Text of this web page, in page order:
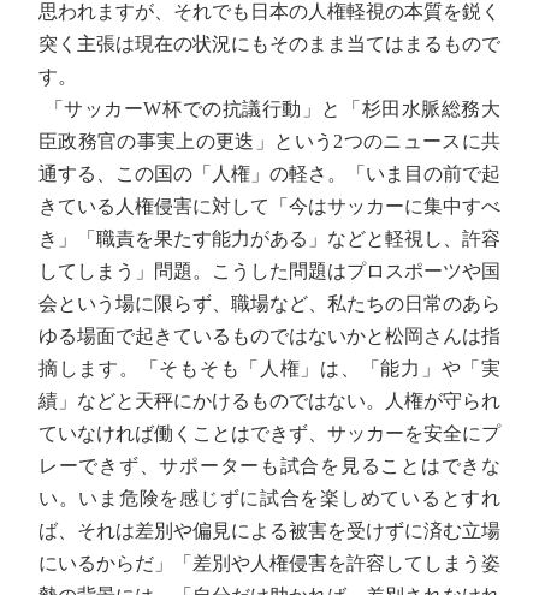
思われますが、それでも日本の人権軽視の本質を鋭く
突く主張は現在の状況にもそのまま当てはまるもので
す。
「サッカーW杯での抗議行動」と「杉田水脈総務大
臣政務官の事実上の更迭」という2つのニュースに共
通する、この国の「人権」の軽さ。「いま目の前で起
きている人権侵害に対して「今はサッカーに集中すべ
き」「職責を果たす能力がある」などと軽視し、許容
してしまう」問題。こうした問題はプロスポーツや国
会という場に限らず、職場など、私たちの日常のあら
ゆる場面で起きているものではないかと松岡さんは指
摘します。「そもそも「人権」は、「能力」や「実
績」などと天秤にかけるものではない。人権が守られ
ていなければ働くことはできず、サッカーを安全にプ
レーできず、サポーターも試合を見ることはできな
い。いま危険を感じずに試合を楽しめているとすれ
ば、それは差別や偏見による被害を受けずに済む立場
にいるからだ」「差別や人権侵害を許容してしまう姿